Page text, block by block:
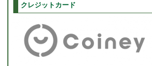
クレジットカード